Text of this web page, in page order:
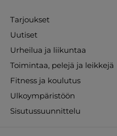
Tarjoukset
Uutiset
Urheilua ja liikuntaa
Toimintaa, pelejä ja leikkejä
Fitness ja koulutus
Ulkoympäristöön
Sisutussuunnittelu